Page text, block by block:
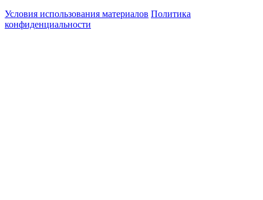
Условия использования материалов Политика
конфиденциальности